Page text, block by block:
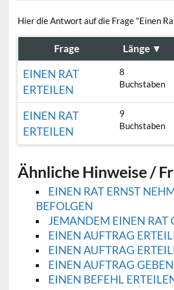
Hier die Antwort auf die Frage "Einen
Frage Länge ▼
EINEN RAT
ERTEILEN
8
Buchstaben
EINEN RAT
ERTEILEN
9
Buchstaben
Ähnliche Hinweise /
EINEN RAT ERNST
BEFOLGEN
JEMANDEM EINEN RAT
EINEN AUFTRAG
EINEN AUFTRAG
EINEN AUFTRAG
EINEN BEFEHL